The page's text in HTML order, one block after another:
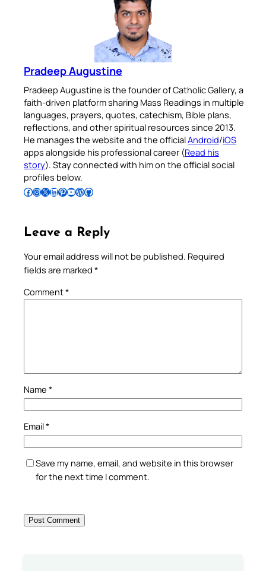
Pradeep Augustine
Pradeep Augustine is the founder of Catholic Gallery, a
faith-driven platform sharing Mass Readings in multiple
languages, prayers, quotes, catechism, Bible plans,
reflections, and other spiritual resources since 2013.
He manages the website and the officialAndroid/iOS
apps alongside his professional career (Read his
story). Stay connected with him on the official social
profiles below.
Follow Pradeep on Facebook Follow Pradeep on InstagramFollow Pradeep on X Follow Pradeep on LinkedIn Follow Pradeep on Pinterest Subscribe to Pradeep’s Youtube Channel Follow Pradeep on WordPress Follow Pradeep on GitHub
Leave a Reply
Your email address will not be published. Required
fields are marked *
Comment*
Name *
Email*
Save my name, email, and website in this browser
for the next time I comment.